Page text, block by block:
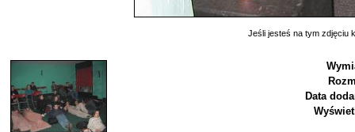
Jeśli jesteś na tym zdjęciu
Data